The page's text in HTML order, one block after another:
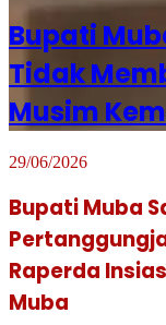
Bupati
Tidak
Musim
29/06/2026
Bupati Muba
Raperda
Muba